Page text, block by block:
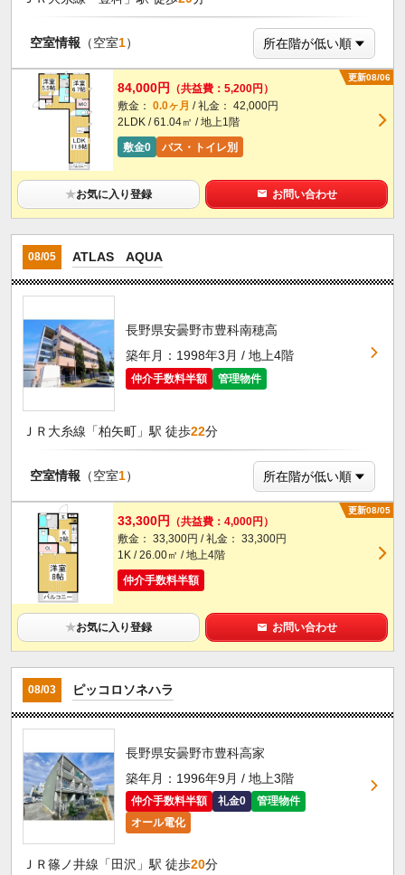
空室情報 （空室1）
更新08/06
84,000円
（共益費：5,200円）
敷金： 0.0ヶ月 / 礼金： 42,000円
2LDK / 61.04㎡ / 地上1階
敷金0
バス・トイレ別
★お気に入り登録 お問い合わせ
08/05 ATLAS AQUA
長野県安曇野市豊科南穂高
築年月：1998年3月 / 地上4階
仲介手数料半額 管理物件
ＪＲ大糸線「柏矢町」駅 徒歩22分
空室情報 （空室1）
更新08/05
33,300円
（共益費：4,000円）
敷金： 33,300円 / 礼金： 33,300円
1K / 26.00㎡ / 地上4階
仲介手数料半額
★お気に入り登録 お問い合わせ
08/03 ピッコロソネハラ
長野県安曇野市豊科高家
築年月：1996年9月 / 地上3階
仲介手数料半額 礼金0
管理物件
オール電化
ＪＲ篠ノ井線「田沢」駅 徒歩20分